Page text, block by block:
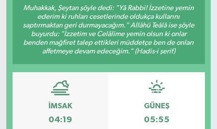
Muhakkak, Şeytan şöyle dedi: "Yâ Rabbi! İzzetine yemin
ederim ki ruhları cesetlerinde oldukça kullarını
saptırmaktan geri durmayacağım." Allâhü Teâlâ ise şöyle
buyurdu: "İzzetim ve Celâlime yemin olsun ki onlar
benden mağfiret talep ettikleri müddetçe ben de onları
affetmeye devam edeceğim." (Hadis-i şerif)
İMSAK
04:19
GÜNEŞ
05:55
Dünya
Magazin
Gündem
Kültür & Sanat
Teknoloji